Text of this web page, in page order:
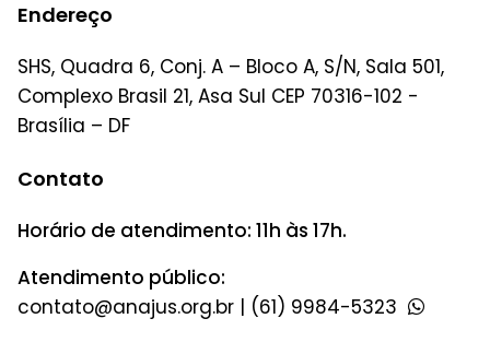
Endereço
SHS, Quadra 6, Conj. A – Bloco A, S/N, Sala 501,
Complexo Brasil 21, Asa Sul CEP 70316-102 -
Brasília – DF
Contato
Horário de atendimento: 11h às 17h.
Atendimento público:
| (61) 9984-5323